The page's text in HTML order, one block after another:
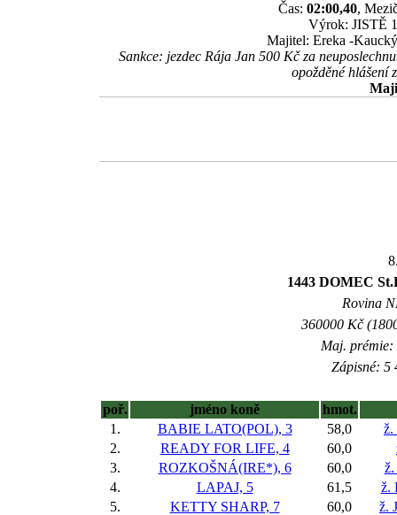
Čas: 02:00,40,
Výrok: JISTĚ
Majitel: Ereka -
Sankce: jezdec Rája Jan 500 Kč za
opožděné hlášení
1443 DOMEC
Rovina
360000 Kč
Maj. prémie:
Zápisné: 5
poř. jméno koně
hmot.
1.
BABIE LATO(POL), 3 58,0
ž.
2.
READY FOR LIFE, 4 60,0
3.
ROZKOŠNÁ(IRE*), 6 60,0
4.
LAPAJ, 5 61,5
ž.
5.
KETTY SHARP, 7 60,0
ž.